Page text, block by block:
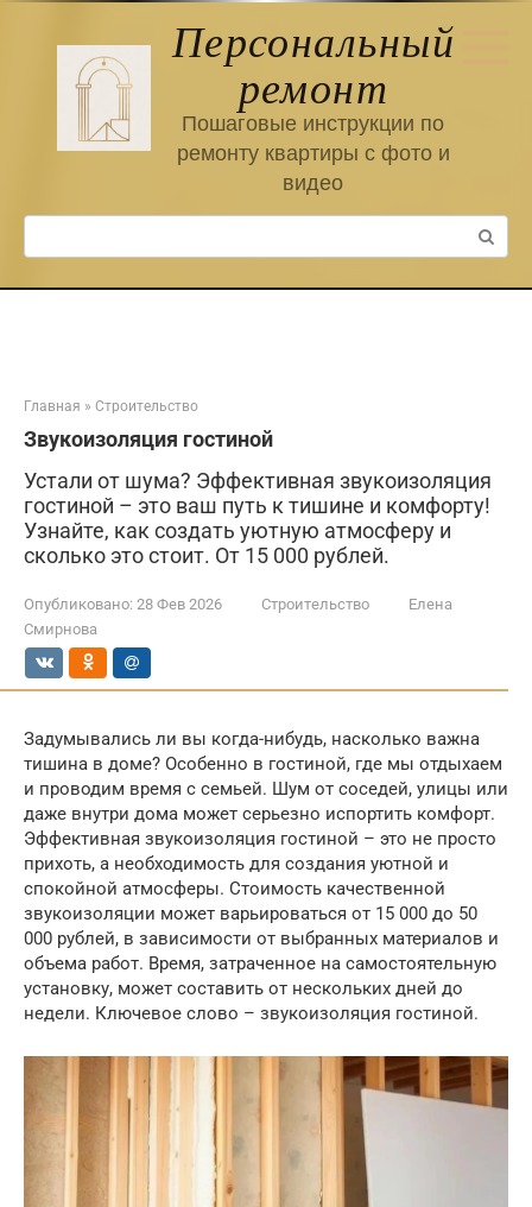
Персональный
ремонт
Пошаговые инструкции по
ремонту квартиры с фото и
видео
Поиск:
Главная » Строительство
Звукоизоляция гостиной
Устали от шума? Эффективная звукоизоляция
гостиной – это ваш путь к тишине и комфорту!
Узнайте, как создать уютную атмосферу и
сколько это стоит. От 15 000 рублей.
Опубликовано: 28 Фев 2026 Строительство
Елена
Смирнова
Задумывались ли вы когда-нибудь, насколько важна
тишина в доме? Особенно в гостиной, где мы отдыхаем
и проводим время с семьей. Шум от соседей, улицы или
даже внутри дома может серьезно испортить комфорт.
Эффективная звукоизоляция гостиной – это не просто
прихоть, а необходимость для создания уютной и
спокойной атмосферы. Стоимость качественной
звукоизоляции может варьироваться от 15 000 до 50
000 рублей, в зависимости от выбранных материалов и
объема работ. Время, затраченное на самостоятельную
установку, может составить от нескольких дней до
недели. Ключевое слово – звукоизоляция гостиной.